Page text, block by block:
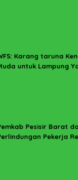
Karang taruna
untuk Lampung
Pesisir Barat
Pekerja